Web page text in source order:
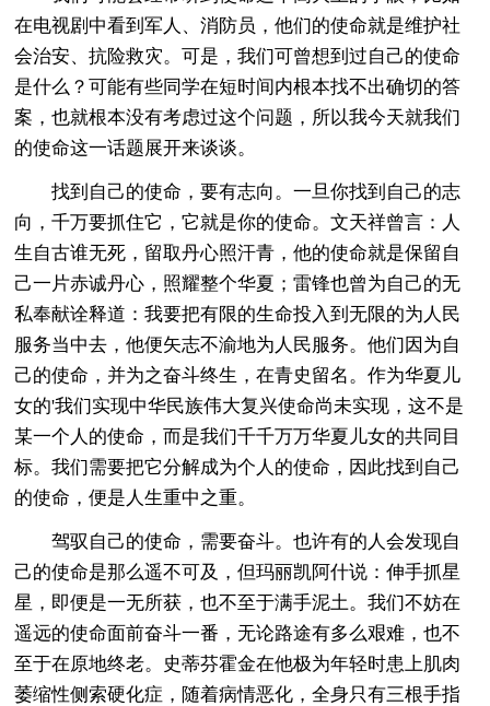
在电视剧中看到军人、消防员，他们的使命就是维护社
会治安、抗险救灾。可是，我们可曾想到过自己的使命
是什么？可能有些同学在短时间内根本找不出确切的答
案，也就根本没有考虑过这个问题，所以我今天就我们
的使命这一话题展开来谈谈。
找到自己的使命，要有志向。一旦你找到自己的志
向，千万要抓住它，它就是你的使命。文天祥曾言：人
生自古谁无死，留取丹心照汗青，他的使命就是保留自
己一片赤诚丹心，照耀整个华夏；雷锋也曾为自己的无
私奉献诠释道：我要把有限的生命投入到无限的为人民
服务当中去，他便矢志不渝地为人民服务。他们因为自
己的使命，并为之奋斗终生，在青史留名。作为华夏儿
女的'我们实现中华民族伟大复兴使命尚未实现，这不是
某一个人的使命，而是我们千千万万华夏儿女的共同目
标。我们需要把它分解成为个人的使命，因此找到自己
的使命，便是人生重中之重。
驾驭自己的使命，需要奋斗。也许有的人会发现自
己的使命是那么遥不可及，但玛丽凯阿什说：伸手抓星
星，即便是一无所获，也不至于满手泥土。我们不妨在
遥远的使命面前奋斗一番，无论路途有多么艰难，也不
至于在原地终老。史蒂芬霍金在他极为年轻时患上肌肉
萎缩性侧索硬化症，随着病情恶化，全身只有三根手指